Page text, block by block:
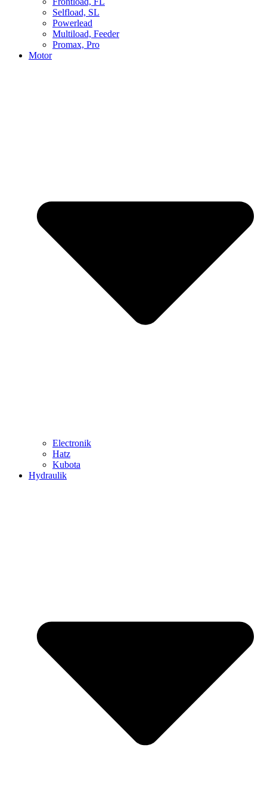
Selfload, SL
Powerlead
Multiload, Feeder
Promax, Pro
Motor
Electronik
Hatz
Kubota
Hydraulik